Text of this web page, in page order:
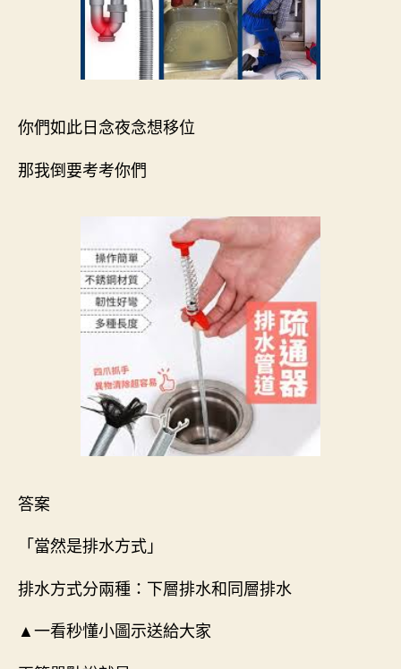
你們如此日念夜念想移位
那我倒要考考你們
答案
「當然是排水方式」
排水方式分兩種：下層排水和同層排水
▲一看秒懂小圖示送給大家